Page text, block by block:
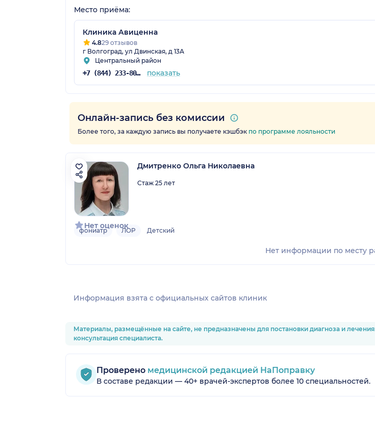
Место приёма:
Клиника Авиценна
4.829 отзывов
г Волгоград, ул Двинская, д 13А
Центральный район
+7 (844) 233-80-77 показать
Онлайн-запись без комиссии
Более того, за каждую запись вы получаете кэшбэк по программе лояльности
Нет оценок
Дмитренко Ольга Николаевна
Стаж 25 лет
фониатр ЛОР Детский
Нет информации по месту
Информация взята c официальных сайтов клиник
Материалы, размещённые на сайте, не предназначены для постановки диагноза и
консультация специалиста.
Проверено медицинской редакцией НаПоправку
В составе редакции — 40+ врачей-экспертов более 10 специальностей.